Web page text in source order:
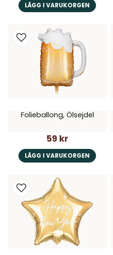
LÄGG I VARUKORGEN
Folieballong, Ölsejdel
59 kr
LÄGG I VARUKORGEN